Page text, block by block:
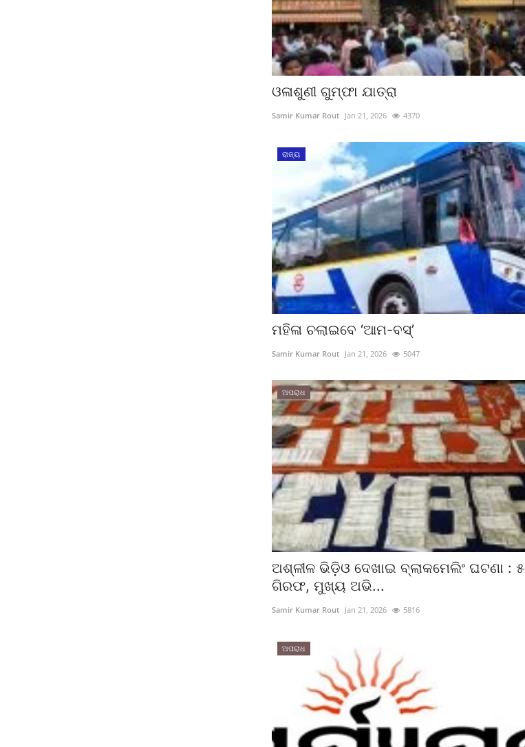
ଓଳାଶୁଣୀ ଗୁମ୍ଫା ଯାତ୍ରା
Samir Kumar Rout Jan 21, 2026 4370
ରାଜ୍ୟ
ମହିଳା ଚଲାଇବେ ‘ଆମ-ବସ୍‌’
Samir Kumar Rout Jan 21, 2026 5047
ଅପରାଧ
ଅଶ୍ଳୀଳ ଭିଡ଼ିଓ ଦେଖାଇ ବ୍ଲାକମେଲିଂ ଘଟଣା : ୫
ଗିରଫ, ମୁଖ୍ୟ ଅଭି...
Samir Kumar Rout Jan 21, 2026 5816
ଅପରାଧ